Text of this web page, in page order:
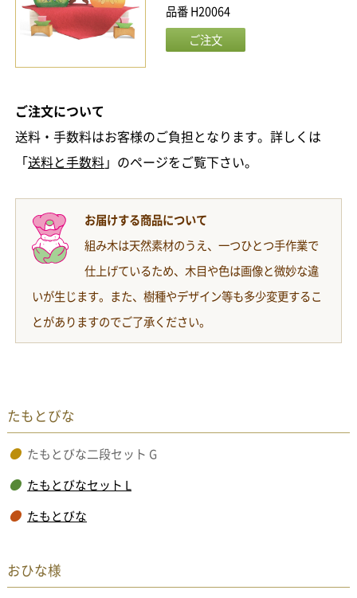
品番 H20064
ご注文について
送料・手数料はお客様のご負担となります。詳しくは
「送料と手数料」のページをご覧下さい。
お届けする商品について
組み木は天然素材のうえ、一つひとつ手作業で
仕上げているため、木目や色は画像と微妙な違
いが生じます。また、樹種やデザイン等も多少変更するこ
とがありますのでご了承ください。
たもとびな
たもとびな二段セット G
たもとびなセット L
たもとびな
おひな様